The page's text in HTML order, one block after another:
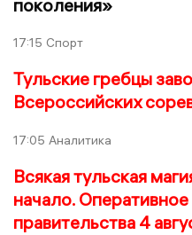
поколения»
17:15 Спорт
Тульские гребцы
Всероссийских
17:05 Аналитика
Всякая тульская
начало.
правительства 4